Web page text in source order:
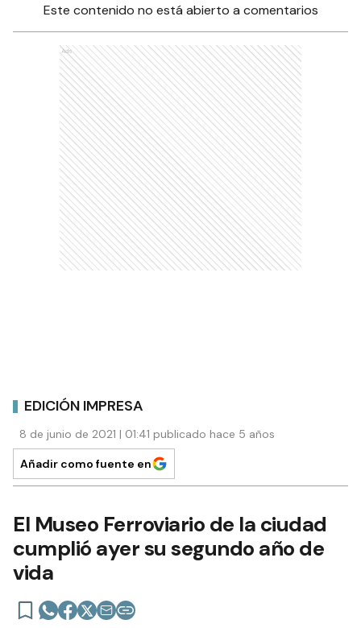
Este contenido no está abierto a comentarios
Ads
EDICIÓN IMPRESA
8 de junio de 2021 | 01:41 publicado hace 5 años
Añadir como fuente en
El Museo Ferroviario de la ciudad
cumplió ayer su segundo año de
vida